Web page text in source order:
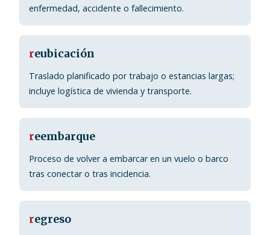
enfermedad, accidente o fallecimiento.
reubicación
Traslado planificado por trabajo o estancias largas;
incluye logística de vivienda y transporte.
reembarque
Proceso de volver a embarcar en un vuelo o barco
tras conectar o tras incidencia.
regreso